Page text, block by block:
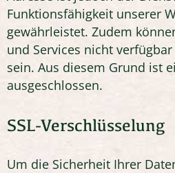
Funktionsfähigkeit unserer
gewährleistet. Zudem
und Services nicht
sein. Aus diesem Grund ist
ausgeschlossen.
SSL-Verschlüsselung
Um die Sicherheit Ihrer